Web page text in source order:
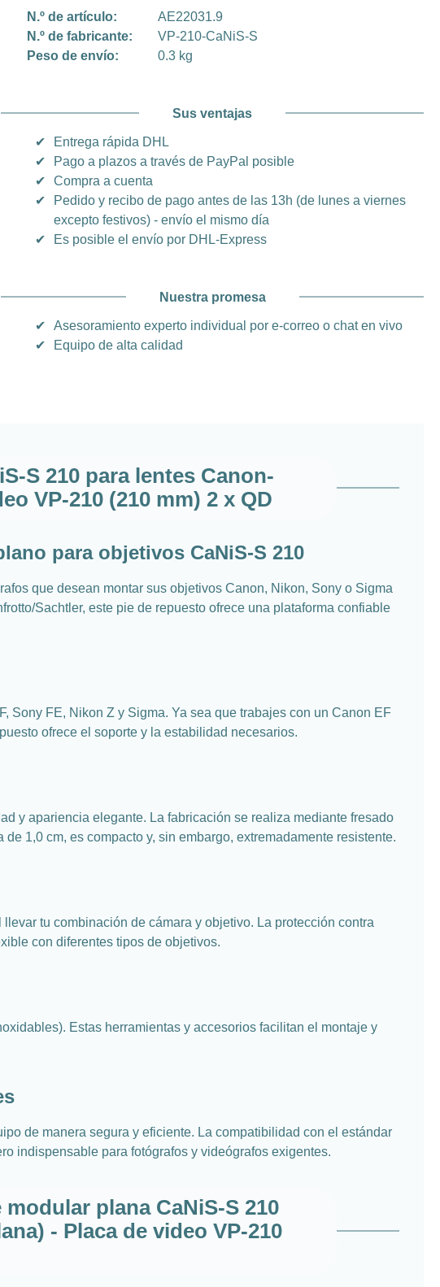
N.º de artículo:
AE22031.9
N.º de fabricante:
VP-210-CaNiS-S
Peso de envío:
0.3 kg
Sus ventajas
✔
Entrega rápida DHL
✔
Pago a plazos a través de PayPal posible
✔
Compra a cuenta
✔
Pedido y recibo de pago antes de las 13h (de lunes a viernes
excepto festivos) - envío el mismo día
✔
Es posible el envío por DHL-Express
Nuestra promesa
✔
Asesoramiento experto individual por e-correo o chat en vivo
✔
Equipo de alta calidad
S 210 para lentes Canon-
VP-210 (210 mm) 2 x QD
para objetivos CaNiS-S 210
que desean montar sus objetivos Canon, Nikon, Sony o Sigma
Sachtler, este pie de repuesto ofrece una plataforma confiable
Sony FE, Nikon Z y Sigma. Ya sea que trabajes con un Canon EF
ofrece el soporte y la estabilidad necesarios.
y apariencia elegante. La fabricación se realiza mediante fresado
1,0 cm, es compacto y, sin embargo, extremadamente resistente.
tu combinación de cámara y objetivo. La protección contra
con diferentes tipos de objetivos.
Estas herramientas y accesorios facilitan el montaje y
de manera segura y eficiente. La compatibilidad con el estándar
indispensable para fotógrafos y videógrafos exigentes.
plana CaNiS-S 210
- Placa de video VP-210